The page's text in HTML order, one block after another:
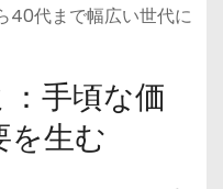
40代まで幅広い世代に
手頃な価
を生む